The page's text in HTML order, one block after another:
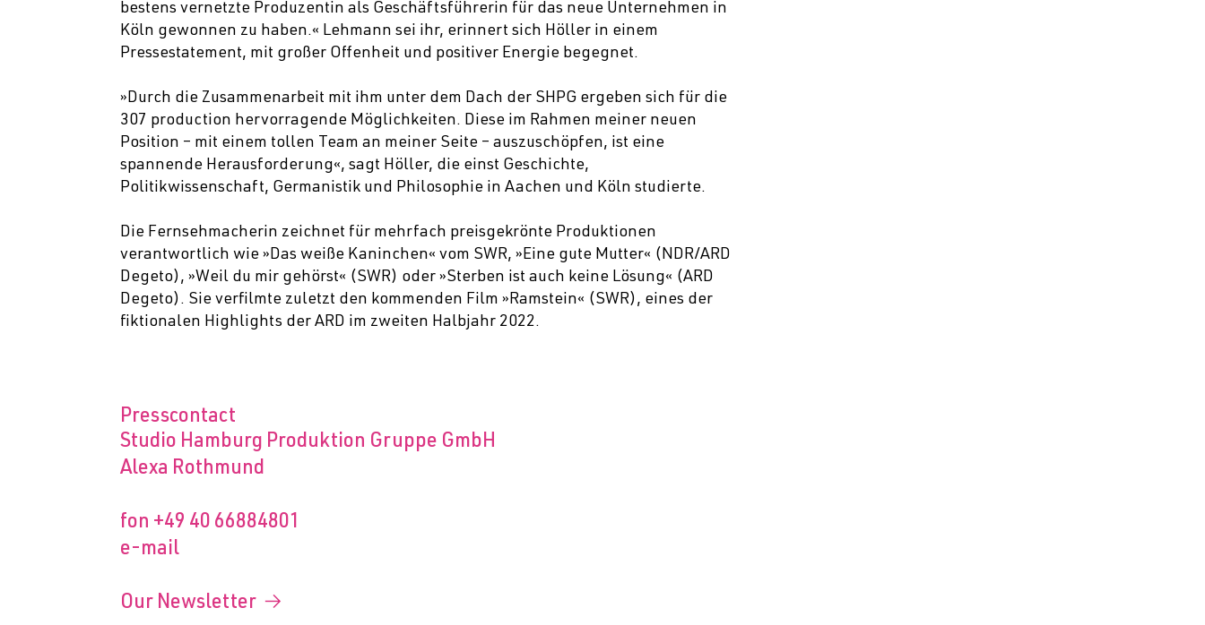
bestens vernetzte Produzentin als Geschäftsführerin für das neue Unternehmen in
Köln gewonnen zu haben.« Lehmann sei ihr, erinnert sich Höller in einem
Pressestatement, mit großer Offenheit und positiver Energie begegnet.
»Durch die Zusammenarbeit mit ihm unter dem Dach der SHPG ergeben sich für die
307 production hervorragende Möglichkeiten. Diese im Rahmen meiner neuen
Position – mit einem tollen Team an meiner Seite – auszuschöpfen, ist eine
spannende Herausforderung«, sagt Höller, die einst Geschichte,
Politikwissenschaft, Germanistik und Philosophie in Aachen und Köln studierte.
Die Fernsehmacherin zeichnet für mehrfach preisgekrönte Produktionen
verantwortlich wie »Das weiße Kaninchen« vom SWR, »Eine gute Mutter« (NDR/ARD
Degeto), »Weil du mir gehörst« (SWR) oder »Sterben ist auch keine Lösung« (ARD
Degeto). Sie verfilmte zuletzt den kommenden Film »Ramstein« (SWR), eines der
fiktionalen Highlights der ARD im zweiten Halbjahr 2022.
Presscontact
Studio Hamburg Produktion Gruppe GmbH
Alexa Rothmund
fon +49 40 66884801
e-mail
Our Newsletter